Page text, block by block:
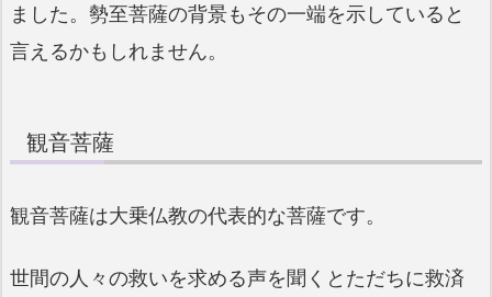
ました。勢至菩薩の背景もその一端を示していると
言えるかもしれません。
観音菩薩
観音菩薩は大乗仏教の代表的な菩薩です。
世間の人々の救いを求める声を聞くとただちに救済